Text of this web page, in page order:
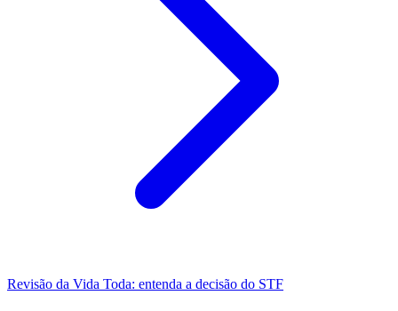
Revisão da Vida Toda: entenda a decisão do STF